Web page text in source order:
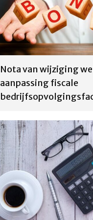
Nota van wijziging
aanpassing fiscale